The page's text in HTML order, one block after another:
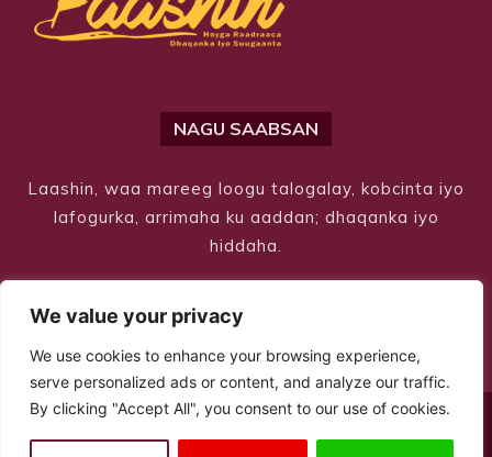
We value your privacy
We use cookies to enhance your browsing experience,
serve personalized ads or content, and analyze our traffic.
By clicking "Accept All", you consent to our use of cookies.
NAGU SAABSAN
Laashin, waa mareeg loogu talogalay, kobcinta iyo
lafogurka, arrimaha ku aaddan; dhaqanka iyo
hiddaha.
© Copyright 2026 – Laashin. All Rights Reserved